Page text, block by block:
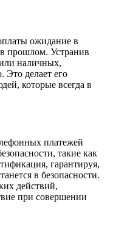
ожидание в
в прошлом. Устранив
наличных,
Это делает его
которые всегда в
платежей
такие как
гарантируя,
в безопасности.
действий,
при совершении